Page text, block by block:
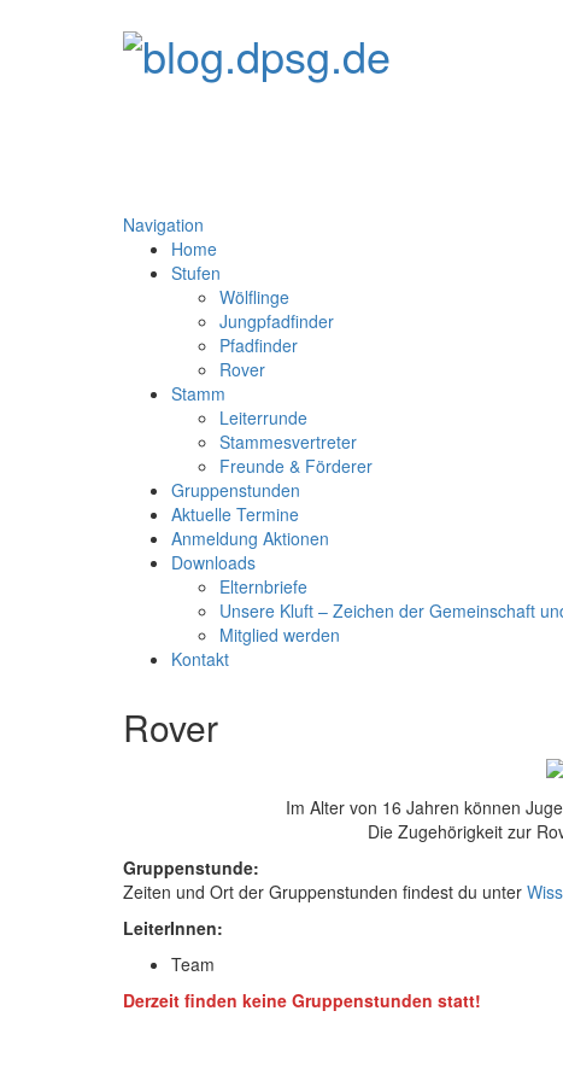
Navigation
Home
Stufen
Wölflinge
Jungpfadfinder
Pfadfinder
Rover
Stamm
Leiterrunde
Stammesvertreter
Freunde & Förderer
Gruppenstunden
Aktuelle Termine
Anmeldung Aktionen
Downloads
Elternbriefe
Unsere Kluft – Zeichen der Gemeinschaft
Mitglied werden
Kontakt
Rover
Im Alter von 16 Jahren können
Die Zugehörigkeit zur
Gruppenstunde:
Zeiten und Ort der Gruppenstunden findest du unter
LeiterInnen:
Team
Derzeit finden keine Gruppenstunden statt!